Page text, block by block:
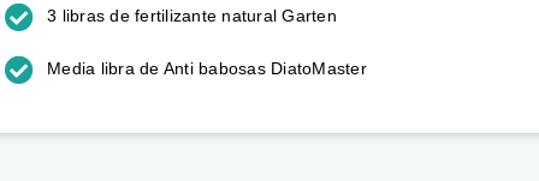
3 libras de fertilizante natural Garten
Media libra de Anti babosas DiatoMaster